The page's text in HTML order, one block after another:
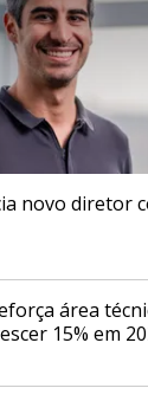
novo diretor
área
15% em